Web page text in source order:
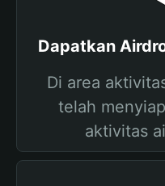
Dapatkan
Di area
telah
aktivitas